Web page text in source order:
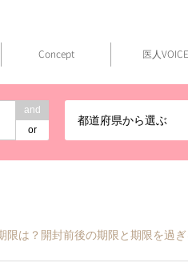
and
or
都道府県から選ぶ
Concept 医人VOICE
限は？開封前後の期限と期限を過